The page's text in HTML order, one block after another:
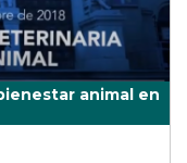
animal en